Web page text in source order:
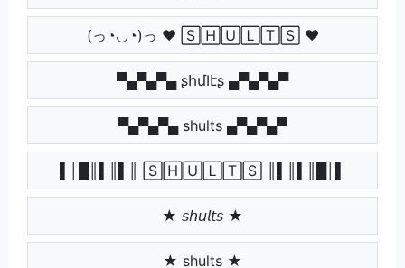
(っ◔◡◔)っ ♥ 🅂🄷🅄🄻🅃🅂 ♥
▀▄▀▄▀▄ ʂհմӀէʂ ▄▀▄▀▄▀
▀▄▀▄▀▄ shults ▄▀▄▀▄▀
▌│█║▌║▌║ 🅂🄷🅄🄻🅃🅂 ║▌║▌║█│▌
★ 𝘴𝘩𝘶𝘭𝘵𝘴 ★
★ shults ★